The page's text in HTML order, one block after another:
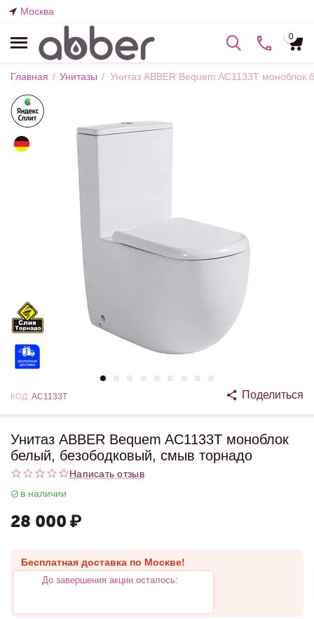
Москва
0
Главная / Унитазы / Унитаз ABBER Bequem AC1133T
КОД: AC1133T Поделиться
Унитаз ABBER Bequem AC1133T моноблок
белый, безободковый, смыв торнадо
Написать отзыв
в наличии
28 000 ₽
Бесплатная доставка по Москве!
До завершения акции осталось: